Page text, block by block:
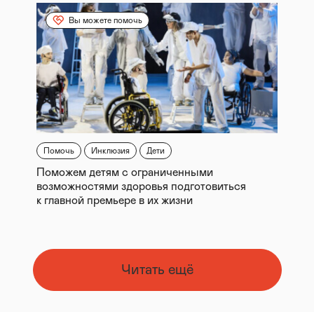
Вы можете помочь
Помочь Инклюзия Дети
Поможем детям с ограниченными
возможностями здоровья подготовиться
к главной премьере в их жизни
Читать ещё